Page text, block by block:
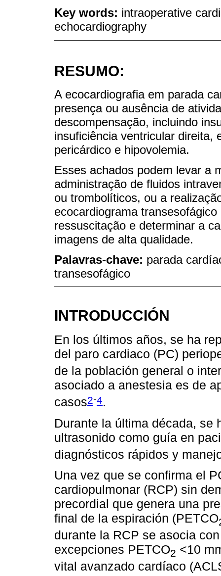
Key words: intraoperative
echocardiography
RESUMO:
A ecocardiografia em parada
presença ou ausência de
descompensação, incluindo
insuficiência ventricular direita,
pericárdico e hipovolemia.
Esses achados podem levar a
administração de fluidos
ou trombolíticos, ou a
ecocardiograma
ressuscitação e determinar a
imagens de alta qualidade.
Palavras-chave: parada
transesofágico
INTRODUCCIÓN
En los últimos años, se ha
del paro cardiaco (PC)
de la población general o
asociado a anestesia es de
casos2-4.
Durante la última década, se
ultrasonido como guía en
diagnósticos rápidos y
Una vez que se confirma el
cardiopulmonar (RCP) sin
precordial que genera una
final de la espiración (PETCO
durante la RCP se asocia
excepciones PETCO2 <10
vital avanzado cardíaco